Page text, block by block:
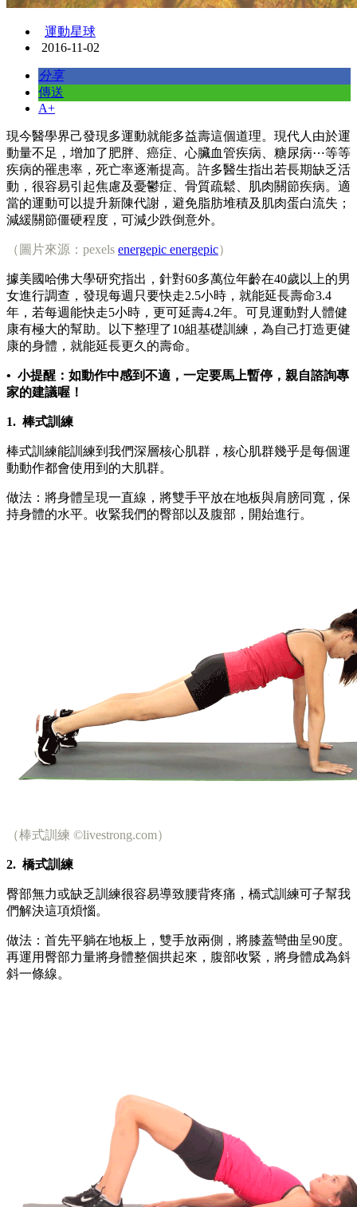
運動星球
2016-11-02
分享
傳送
A+
現今醫學界己發現多運動就能多益壽這個道理。現代人由於運
動量不足，增加了肥胖、癌症、心臟血管疾病、糖尿病⋯等等
疾病的罹患率，死亡率逐漸提高。許多醫生指出若長期缺乏活
動，很容易引起焦慮及憂鬱症、骨質疏鬆、肌肉關節疾病。適
當的運動可以提升新陳代謝，避免脂肪堆積及肌肉蛋白流失；
減緩關節僵硬程度，可減少跌倒意外。
（圖片來源：pexels energepic energepic）
據美國哈佛大學研究指出，針對60多萬位年齡在40歲以上的男
女進行調查，發現每週只要快走2.5小時，就能延長壽命3.4
年，若每週能快走5小時，更可延壽4.2年。可見運動對人體健
康有極大的幫助。以下整理了10組基礎訓練，為自己打造更健
康的身體，就能延長更久的壽命。
• 小提醒：如動作中感到不適，一定要馬上暫停，親自諮詢專
家的建議喔！
1. 棒式訓練
棒式訓練能訓練到我們深層核心肌群，核心肌群幾乎是每個運
動動作都會使用到的大肌群。
做法：將身體呈現一直線，將雙手平放在地板與肩膀同寬，保
持身體的水平。收緊我們的臀部以及腹部，開始進行。
（棒式訓練 ©livestrong.com）
2. 橋式訓練
臀部無力或缺乏訓練很容易導致腰背疼痛，橋式訓練可子幫我
們解決這項煩惱。
做法：首先平躺在地板上，雙手放兩側，將膝蓋彎曲呈90度。
再運用臀部力量將身體整個拱起來，腹部收緊，將身體成為斜
斜一條線。